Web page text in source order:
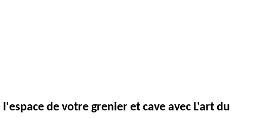
de votre grenier et cave avec L'art du